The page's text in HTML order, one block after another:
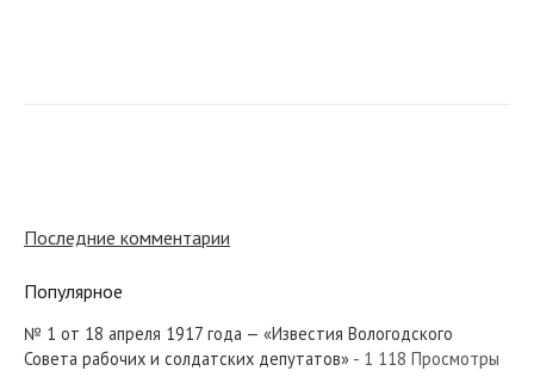
№ 171 от июля 1965 года — «Красный Север»
Последние комментарии
Популярное
№ 1 от 18 апреля 1917 года — «Известия Вологодского
Совета рабочих и солдатских депутатов» - 1 118 Просмотры